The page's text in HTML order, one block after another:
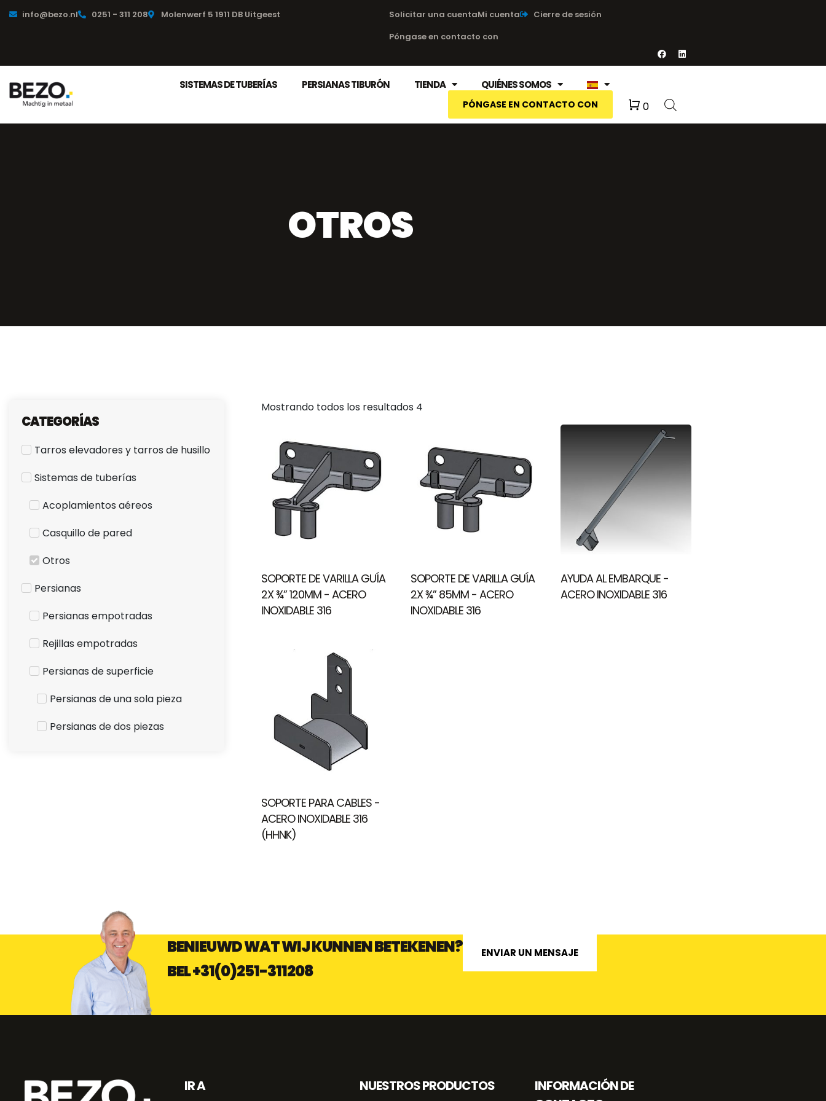
info@bezo.nl 0251 - 311 208 Molenwerf 5 1911 DB Uitgeest Solicitar una cuentaMi cuenta
Cierre de sesión
Póngase en contacto con
SISTEMAS DE TUBERÍAS PERSIANAS TIBURÓN TIENDA QUIÉNES SOMOS
PÓNGASE EN CONTACTO CON Carro
0
OTROS
CATEGORÍAS
Tarros elevadores y tarros de husillo
Sistemas de tuberías
Acoplamientos aéreos
Casquillo de pared
Otros
Persianas
Persianas empotradas
Rejillas empotradas
Persianas de superficie
Persianas de una sola pieza
Persianas de dos piezas
Mostrando todos los resultados 4
SOPORTE DE VARILLA GUÍA
2X ¾” 120MM - ACERO
INOXIDABLE 316
SOPORTE DE VARILLA GUÍA
2X ¾” 85MM - ACERO
INOXIDABLE 316
AYUDA AL EMBARQUE -
ACERO INOXIDABLE 316
SOPORTE PARA CABLES -
ACERO INOXIDABLE 316
(HHNK)
BENIEUWD WAT WIJ KUNNEN BETEKENEN?
BEL+31(0)251-311208
ENVIAR UN MENSAJE
IR A NUESTROS PRODUCTOS
INFORMACIÓN DE